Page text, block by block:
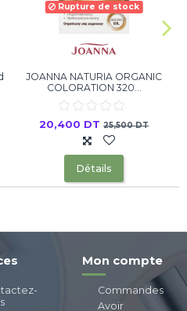
Rupture de stock
JOANNA NATURIA ORGANIC
COLORATION 320...
20,400 DT25,500 DT
Détails
Mon compte
Commandes
Avoir